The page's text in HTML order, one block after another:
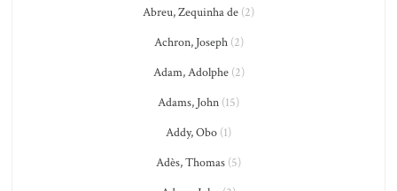
Abreu, Zequinha de (2)
Achron, Joseph(2)
Adam, Adolphe(2)
Adams, John (15)
Addy, Obo (1)
Adès, Thomas (5)